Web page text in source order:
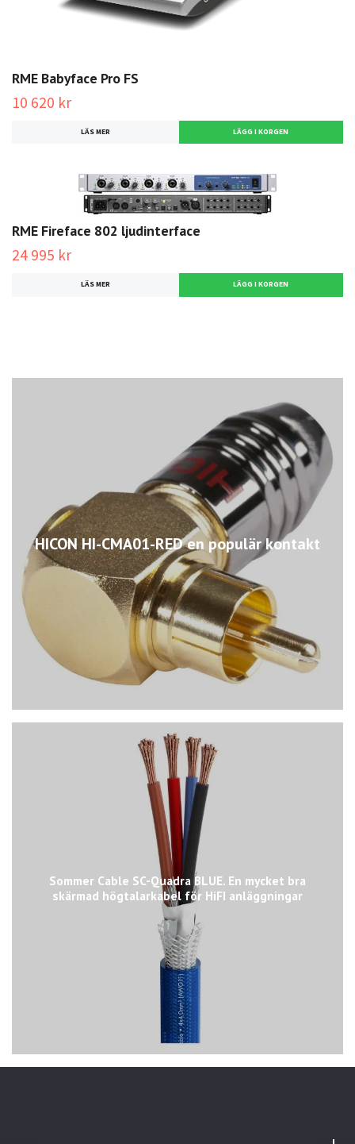
HICON HI-CMA01-RED en populär kontakt
Sommer Cable SC-Quadra BLUE. En mycket bra
skärmad högtalarkabel för HiFI anläggningar
RME Babyface Pro FS
10 620 kr
LÄS MER
RME Fireface 802 ljudinterface
24 995 kr
LÄS MER